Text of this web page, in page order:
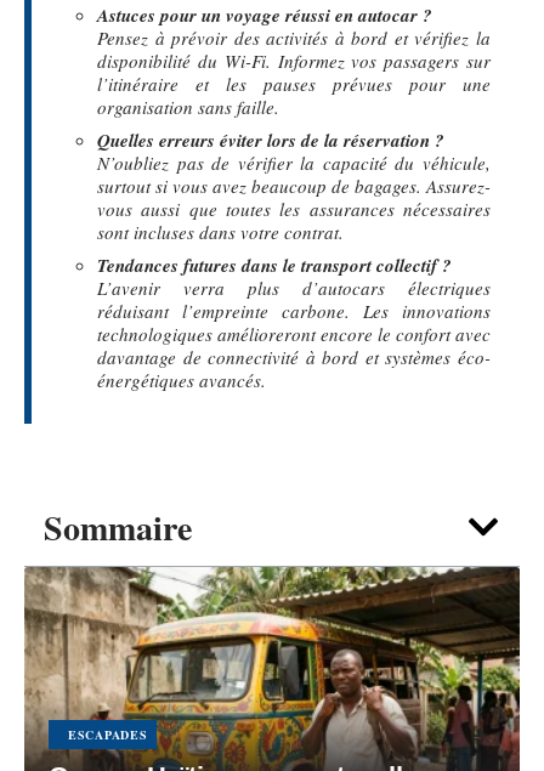
Sommaire
ESCAPADES
Astuces pour un voyage réussi en autocar ?
Pensez à prévoir des activités à bord et vérifiez la
disponibilité du Wi-Fi. Informez vos passagers sur
l’itinéraire et les pauses prévues pour une
organisation sans faille.
Quelles erreurs éviter lors de la réservation ?
N’oubliez pas de vérifier la capacité du véhicule,
surtout si vous avez beaucoup de bagages. Assurez-
vous aussi que toutes les assurances nécessaires
sont incluses dans votre contrat.
Tendances futures dans le transport collectif ?
L’avenir verra plus d’autocars électriques
réduisant l’empreinte carbone. Les innovations
technologiques amélioreront encore le confort avec
davantage de connectivité à bord et systèmes éco-
énergétiques avancés.